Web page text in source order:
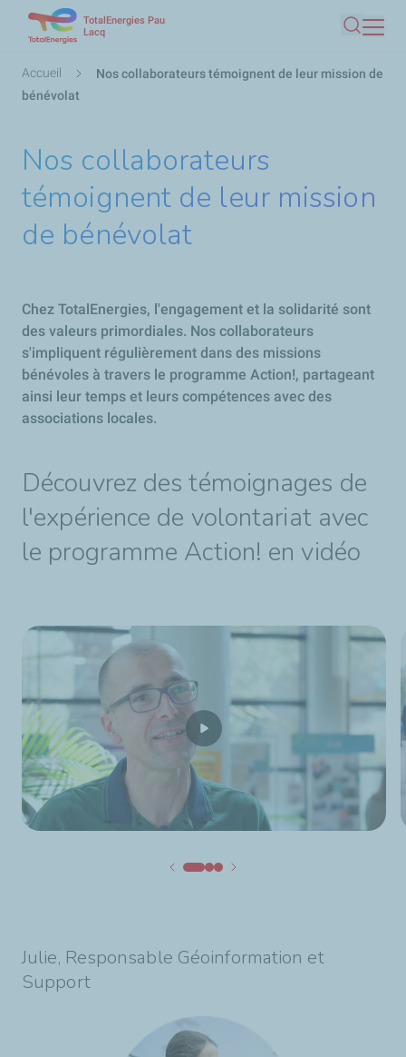
contenu
TotalEnergies Pau
Lacq
Fil
d'Ariane
Accueil
Nos collaborateurs témoignent de leur mission de
bénévolat
Nos collaborateurs
témoignent de leur mission
de bénévolat
Chez TotalEnergies, l'engagement et la solidarité sont
des valeurs primordiales. Nos collaborateurs
s'impliquent régulièrement dans des missions
bénévoles à travers le programme Action!, partageant
ainsi leur temps et leurs compétences avec des
associations locales.
Découvrez des témoignages de
l'expérience de volontariat avec
le programme Action! en vidéo
Julie, Responsable Géoinformation et
Support